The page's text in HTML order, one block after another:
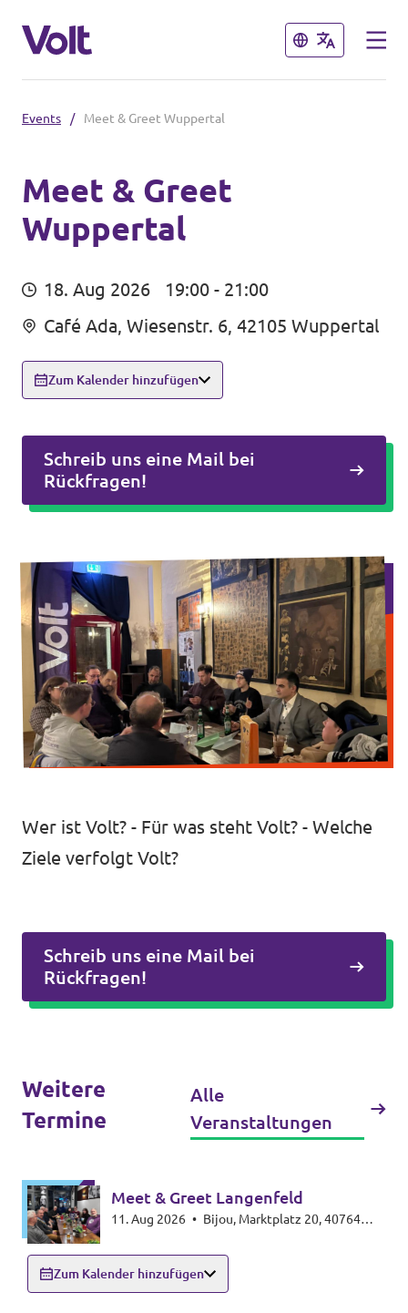
Schließen
Volt in Nordrhein-Westfalen
Website von Volt NRW
Teams vor Ort in NRW
Volt in Deutschland
Website
Volt in deinem Bundesland
Schließen
Programm
Menschen
Neuigkeiten
Unsere Events
Mache bei uns mit!
Deine Spende für Volt!
Jobs bei Volt
Datenschutz
Impressum
Events / Meet & Greet Wuppertal
Meet & Greet
Wuppertal
18. Aug 2026
19:00 - 21:00
Café Ada, Wiesenstr. 6, 42105 Wuppertal
Zum Kalender hinzufügen
Schreib uns eine Mail bei
Rückfragen!
Wer ist Volt? - Für was steht Volt? - Welche
Ziele verfolgt Volt?
Schreib uns eine Mail bei
Rückfragen!
Weitere
Termine
Alle
Veranstaltungen
Meet & Greet Langenfeld
11. Aug 2026 •
Zum Kalender hinzufügen